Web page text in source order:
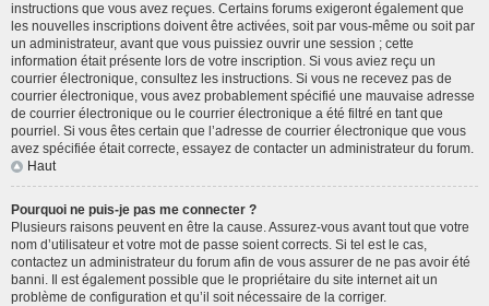
instructions que vous avez reçues. Certains forums exigeront également que
les nouvelles inscriptions doivent être activées, soit par vous-même ou soit par
un administrateur, avant que vous puissiez ouvrir une session ; cette
information était présente lors de votre inscription. Si vous aviez reçu un
courrier électronique, consultez les instructions. Si vous ne recevez pas de
courrier électronique, vous avez probablement spécifié une mauvaise adresse
de courrier électronique ou le courrier électronique a été filtré en tant que
pourriel. Si vous êtes certain que l’adresse de courrier électronique que vous
avez spécifiée était correcte, essayez de contacter un administrateur du forum.
Haut
Pourquoi ne puis-je pas me connecter ?
Plusieurs raisons peuvent en être la cause. Assurez-vous avant tout que votre
nom d’utilisateur et votre mot de passe soient corrects. Si tel est le cas,
contactez un administrateur du forum afin de vous assurer de ne pas avoir été
banni. Il est également possible que le propriétaire du site internet ait un
problème de configuration et qu’il soit nécessaire de la corriger.